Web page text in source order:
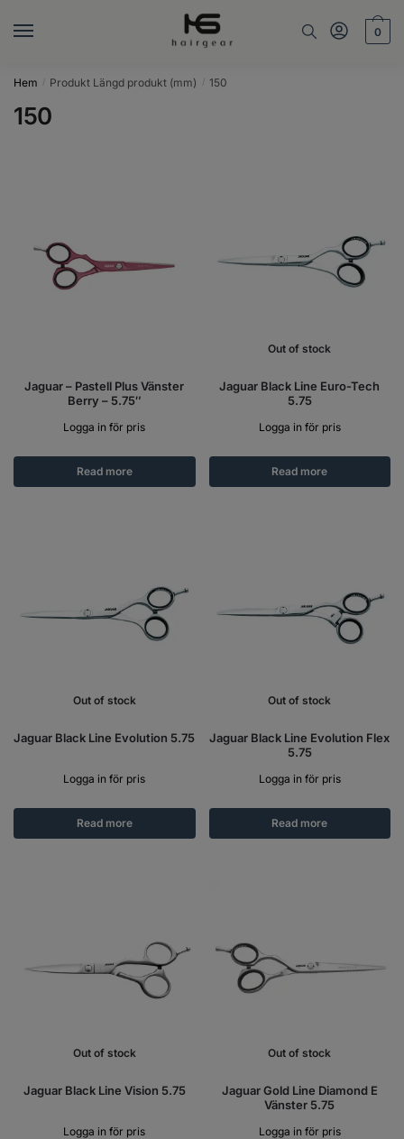
0
Hem / Produkt Längd produkt (mm) / 150
150
Jaguar – Pastell Plus Vänster
Berry – 5.75″
Logga in för pris
Read more
Out of stock
Jaguar Black Line Euro-Tech
5.75
Logga in för pris
Read more
Out of stock
Jaguar Black Line Evolution 5.75
Logga in för pris
Read more
Out of stock
Jaguar Black Line Evolution Flex
5.75
Logga in för pris
Read more
Out of stock
Jaguar Black Line Vision 5.75
Logga in för pris
Out of stock
Jaguar Gold Line Diamond E
Vänster 5.75
Logga in för pris